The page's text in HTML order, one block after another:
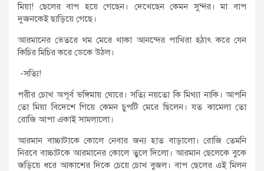
মিয়া! ছেলের বাপ হয়ে গেছেন। দেখেছেন কেমন সুন্দর। মা বাপ
দুজনকেই ছাড়িয়ে গেছে।
আরমানের ভেতরে থম মেরে থাকা আনন্দের পাখিরা হঠাৎ করে যেন
কিচির মিচির করে ডেকে উঠল।
-সত্যি!
পরীর চোখ অপূর্ব ভঙ্গিমায় ঘোরে। সত্যি নয়তো কি মিথ্যা নাকি। আপনি
তো মিয়া বিদেশে গিয়ে কেমন চুপটি মেরে ছিলেন। যত ঝামেলা তো
রোজি আপা একাই সামলালো।
আরমান বাচ্চাটাকে কোলে নেবার জন্য হাত বাড়ালো। রোজি তেমনি
নিরবে বাচ্চাটকে আরমানের কোলে তুলে দিলো। আরমান ছেলেকে বুকে
জড়িয়ে ধরে আকাশের দিকে চেয়ে চোখ বুজল। বাপ ছেলের এই মিলন